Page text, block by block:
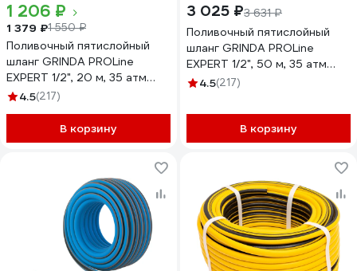
1 206 ₽
1 379 ₽1 550 ₽
Поливочный пятислойный
шланг GRINDA PROLine
EXPERT 1/2", 20 м, 35 атм
429007-1/2-20
4.5(217)
В корзину
3 025 ₽3 631 ₽
Поливочный пятислойный
шланг GRINDA PROLine
EXPERT 1/2", 50 м, 35 атм
429007-1/2-50
4.5(217)
В корзину